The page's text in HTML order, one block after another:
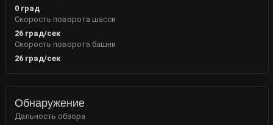
0град
Скорость поворота шасси
26град/сек
Скорость поворота башни
26град/сек
Обнаружение
Дальность обзора